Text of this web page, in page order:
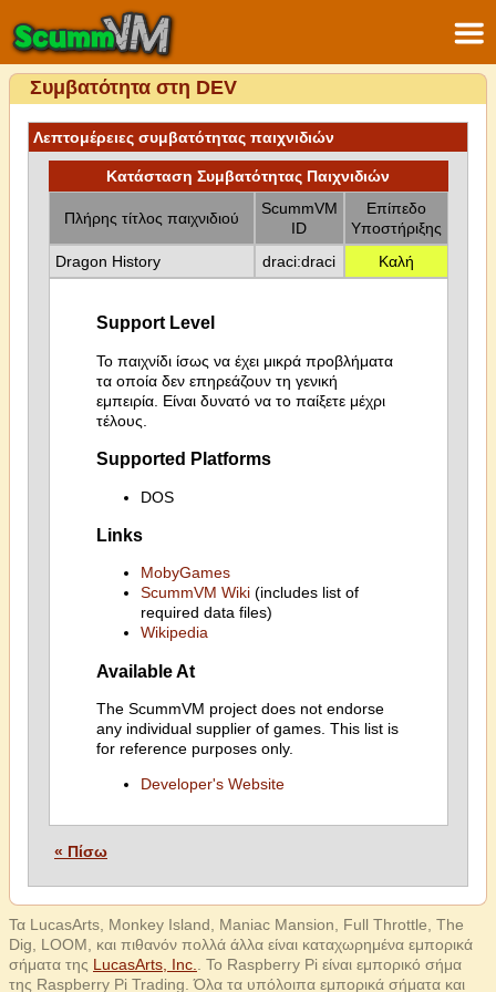
Συμβατότητα στη DEV
Λεπτομέρειες συμβατότητας παιχνιδιών
Κατάσταση Συμβατότητας Παιχνιδιών
Πλήρης τίτλος παιχνιδιού
ScummVM
ID
Επίπεδο
Υποστήριξης
Dragon History
draci:draci Καλή
Support Level
Το παιχνίδι ίσως να έχει μικρά προβλήματα
τα οποία δεν επηρεάζουν τη γενική
εμπειρία. Είναι δυνατό να το παίξετε μέχρι
τέλους.
Supported Platforms
DOS
Links
MobyGames
ScummVM Wiki(includes list of
required data files)
Wikipedia
Available At
The ScummVM project does not endorse
any individual supplier of games. This list is
for reference purposes only.
Developer's Website
« Πίσω
Τα LucasArts, Monkey Island, Maniac Mansion, Full Throttle, The
Dig, LOOM, και πιθανόν πολλά άλλα είναι καταχωρημένα εμπορικά
σήματα της LucasArts, Inc.
. Το Raspberry Pi είναι εμπορικό σήμα
της Raspberry Pi Trading. Όλα τα υπόλοιπα εμπορικά σήματα και